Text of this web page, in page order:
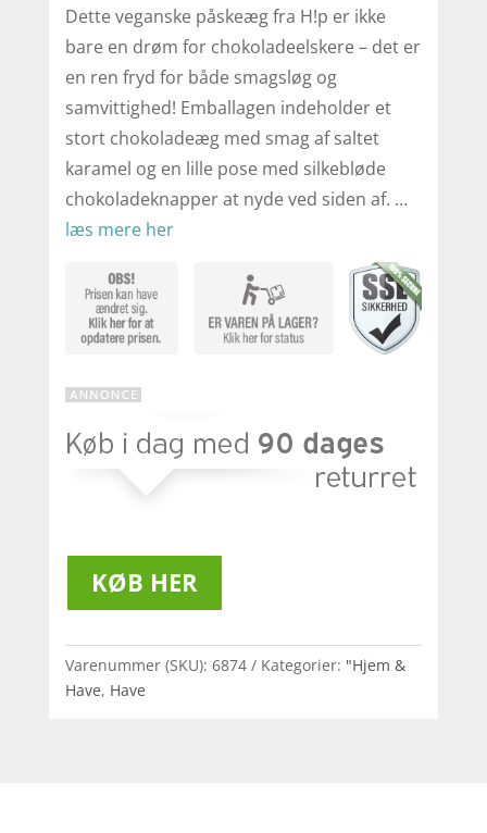
Dette veganske påskeæg fra H!p er ikke
bare en drøm for chokoladeelskere – det er
en ren fryd for både smagsløg og
samvittighed! Emballagen indeholder et
stort chokoladeæg med smag af saltet
karamel og en lille pose med silkebløde
chokoladeknapper at nyde ved siden af. …
læs mere her
KØB HER
Varenummer (SKU): 6874 Kategorier: "Hjem &
Have, Have